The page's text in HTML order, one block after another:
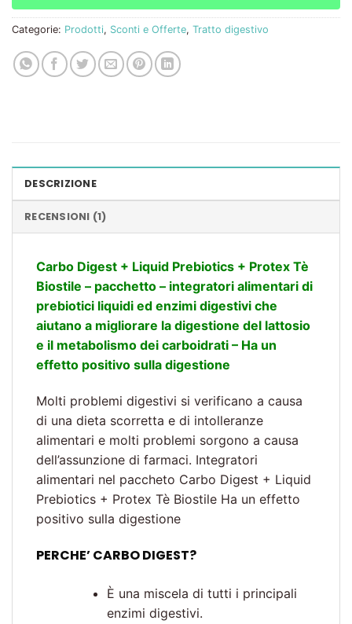
Categorie: Prodotti, Sconti e Offerte, Tratto digestivo
DESCRIZIONE
RECENSIONI (1)
Carbo Digest + Liquid Prebiotics + Protex Tè
Biostile – pacchetto – integratori alimentari di
prebiotici liquidi ed enzimi digestivi che
aiutano a migliorare la digestione del lattosio
e il metabolismo dei carboidrati – Ha un
effetto positivo sulla digestione
Molti problemi digestivi si verificano a causa
di una dieta scorretta e di intolleranze
alimentari e molti problemi sorgono a causa
dell’assunzione di farmaci. Integratori
alimentari nel paccheto Carbo Digest + Liquid
Prebiotics + Protex Tè Biostile Ha un effetto
positivo sulla digestione
PERCHE’ CARBO DIGEST?
È una miscela di tutti i principali
enzimi digestivi.